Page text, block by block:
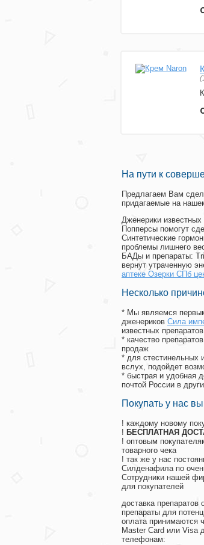
На пути к
Предлагаем Вам
придагаемые на
Дженерики известных
Попперсы помогут
Синтетические
проблемы лишнего
БАДы и препараты:
вернут утраченную
аптеке Озерки СПб
Несколько
* Мы являемся
дженериков Сила
известных препаратов
* качество
продаж
* для стестинельных
вслух, подойдет
* быстрая и удобная
почтой России в
Покупать у нас
! каждому новому
! БЕСПЛАТНАЯ
! оптовым
товарного чека
! так же у нас
Силденафила по
Cотрудники нашей
для покупателей
доставка
препараты для
оплата принимаются
Master Card или Visa
телефонам: